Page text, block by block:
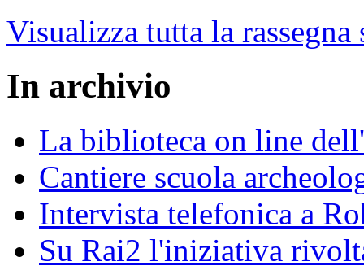
Visualizza tutta la rassegna
In archivio
La biblioteca on line
Cantiere scuola
Intervista telefonica a
Su Rai2 l'iniziativa